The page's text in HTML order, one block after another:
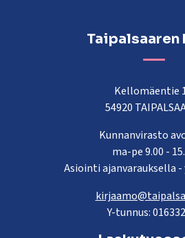
Taipalsaaren
Kellomäentie
54920
Kunnanvirasto
ma-pe 9.00 -
Asiointi ajanvarauksella -
Y-tunnus: